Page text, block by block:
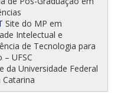
Site do MP em
Intelectual e
de Tecnologia para
– UFSC
da Universidade Federal
Catarina